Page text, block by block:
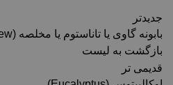
جدیدتر
بابونه گاوی یا تاناستوم یا مخلصه (Fever few)
بازگشت به لیست
قدیمی تر